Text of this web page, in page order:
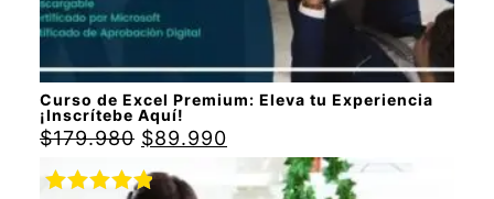
Curso de Excel Premium: Eleva tu Experiencia
¡Inscrítebe Aquí!
$179.980 $89.990